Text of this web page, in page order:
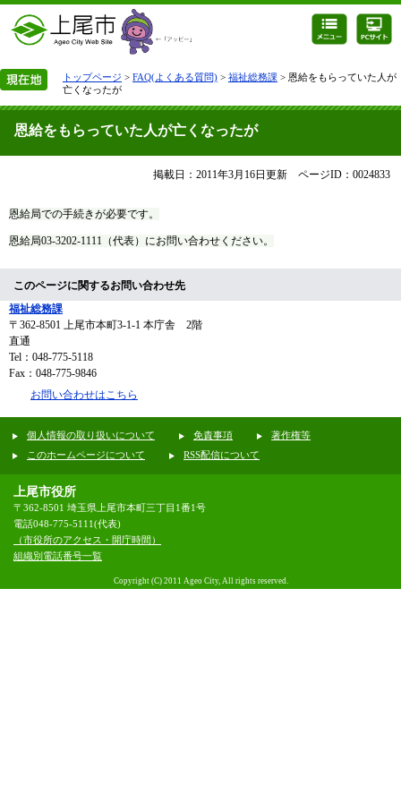
トップページ > FAQ(よくある質問) > 福祉総務課 > 恩給をもらっていた人が
亡くなったが
恩給をもらっていた人が亡くなったが
掲載日：2011年3月16日更新 ページID：0024833
恩給局での手続きが必要です。
恩給局03-3202-1111（代表）にお問い合わせください。
このページに関するお問い合わせ先
福祉総務課
〒362-8501
上尾市本町3-1-1 本庁舎 2階
直通
Tel：048-775-5118
Fax：048-775-9846
お問い合わせはこちら
個人情報の取り扱いについて 免責事項
著作権等
このホームページについて
RSS配信について
上尾市役所
〒362-8501 埼玉県上尾市本町三丁目1番1号
電話048-775-5111(代表)
（市役所のアクセス・開庁時間）
組織別電話番号一覧
Copyright (C) 2011 Ageo City, All rights reserved.